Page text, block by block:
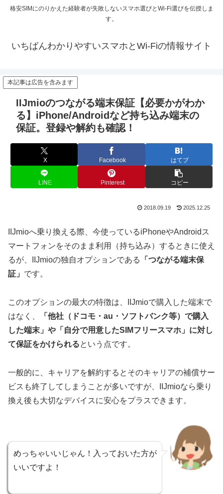
格安SIMにのりかえた経験者が失敗しないスマホ選びとWi-Fi選びを伝授しま
す。
いちばんわかりやすいスマホとWi-Fiの情報サイト
本記事は広告を含みます
IIJmioのつながる端末保証【必要かがわか
る】iPhone/Androidなど持ち込み端末の
保証。登録や解約も確認！
X Facebook はてブ
LINE Pinterest コピー
2018.09.19 2025.12.25
IIJmioへ乗り換える際、今使っているiPhoneやAndroidス
マートフォンをそのまま利用（持ち込み）するときに使え
るが、IIJmioの独自オプションである
「つながる端末保
証」 です。
このオプションの最大の特徴は、IIJmioで購入した端末で
はなく、
「他社（ドコモ・au・ソフトバンク等）で購入
した端末」や「自分で用意したSIMフリースマホ」に対し
て保証をかけられるという点です。
一般的に、キャリアを解約するとそのキャリアの補償サー
ビスも終了してしまうことが多いですが、IIJmioなら乗り
換え後も大切なデバイスに安心をプラスできます。
めっちゃいいじゃん！入っておいた方が
いいですよ！